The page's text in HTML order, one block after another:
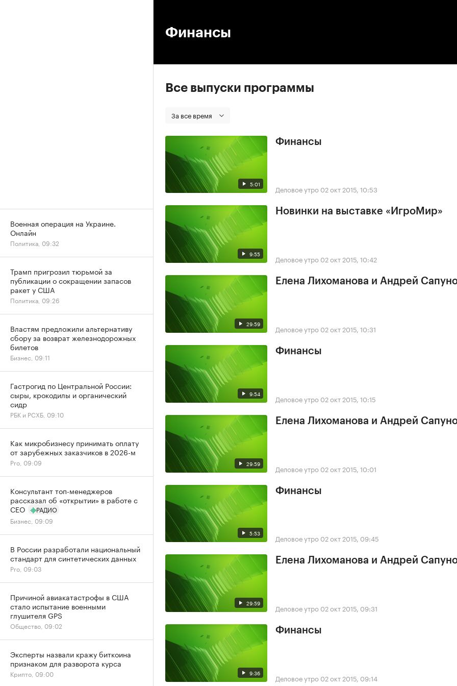
Финансы
Все выпуски программы
За все время
5:01
Финансы
Деловое утро 02 окт 2015, 10:53
9:55
Новинки на выставке «ИгроМир»
Деловое утро 02 окт 2015, 10:42
29:59
Елена Лихоманова и Андрей
Деловое утро 02 окт 2015, 10:31
9:54
Финансы
Деловое утро 02 окт 2015, 10:15
29:59
Елена Лихоманова и Андрей
Деловое утро 02 окт 2015, 10:01
5:53
Финансы
Деловое утро 02 окт 2015, 09:45
29:59
Елена Лихоманова и Андрей
Деловое утро 02 окт 2015, 09:31
9:36
Финансы
Деловое утро 02 окт 2015, 09:14
Военная операция на Украине.
Онлайн
Политика, 09:32
Трамп пригрозил тюрьмой за
публикации о сокращении запасов
ракет у США
Политика, 09:26
Властям предложили альтернативу
сбору за возврат железнодорожных
билетов
Бизнес, 09:11
Гастрогид по Центральной России:
сыры, крокодилы и органический
сидр
РБК и РСХБ, 09:10
Как микробизнесу принимать оплату
от зарубежных заказчиков в 2026-м
Pro, 09:09
Консультант топ-менеджеров
рассказал об «открытии» в работе с
CEO
РАДИО
Бизнес, 09:09
В России разработали национальный
стандарт для синтетических данных
Pro, 09:03
Причиной авиакатастрофы в США
стало испытание военными
глушителя GPS
Общество, 09:02
Эксперты назвали кражу биткоина
признаком для разворота курса
Крипто, 09:00